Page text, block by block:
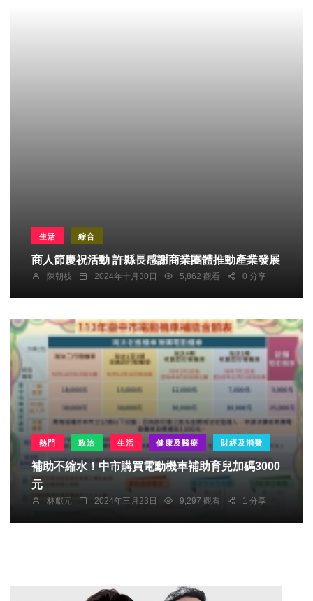
生活 綜合
商人節慶祝活動 許縣長感謝商業團體推動產業發展
陳朝枝 2024年十月30日 5,862 觀看 0 分享
熱門 政治 生活 健康及醫療 財經及消費
補助不縮水！中市購買電動機車補助育兒加碼3000
元
林獻元 2024年三月23日 9,297 觀看 1 分享